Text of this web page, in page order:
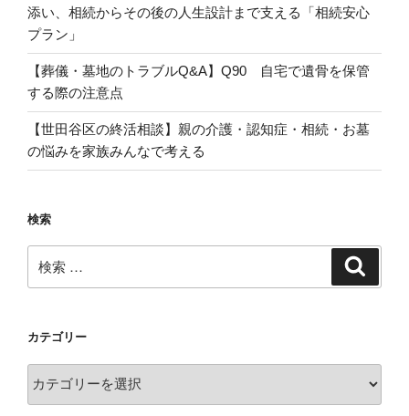
添い、相続からその後の人生設計まで支える「相続安心
プラン」
【葬儀・墓地のトラブルQ&A】Q90 自宅で遺骨を保管
する際の注意点
【世田谷区の終活相談】親の介護・認知症・相続・お墓
の悩みを家族みんなで考える
検索
索:
カテゴリー